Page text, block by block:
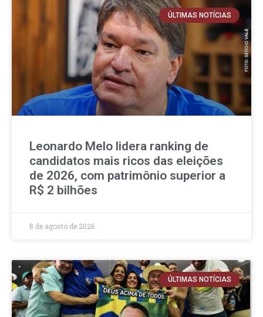
ÚLTIMAS NOTÍCIAS
Leonardo Melo lidera ranking de
candidatos mais ricos das eleições
de 2026, com patrimônio superior a
R$ 2 bilhões
8 de agosto de 2026
ÚLTIMAS NOTÍCIAS